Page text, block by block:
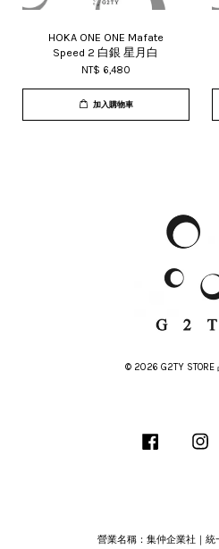
HOKA ONE ONE Mafate
Speed 2 白銀 星月白
NT$ 6,480
加入購物車
© 2026 G2TY
Facebook
營業名稱：集仲企業社｜